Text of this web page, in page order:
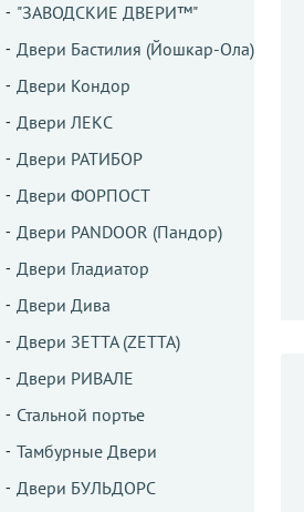
"ЗАВОДСКИЕ ДВЕРИ™"
Двери Бастилия (Йошкар-Ола)
Двери Кондор
Двери ЛЕКС
Двери РАТИБОР
Двери ФОРПОСТ
Двери PANDOOR (Пандор)
Двери Гладиатор
Двери Дива
Двери ЗЕТТА (ZETTA)
Двери РИВАЛЕ
Стальной портье
Тамбурные Двери
Двери БУЛЬДОРС